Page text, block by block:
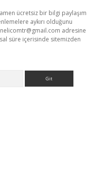
ücretsiz bir bilgi paylaşım
aykırı olduğunu
adresine
süre içerisinde sitemizden